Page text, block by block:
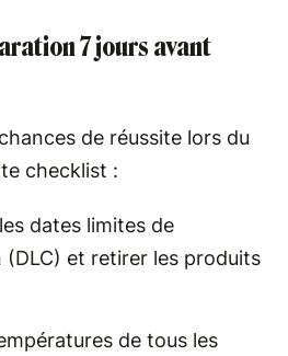
7 jours avant
de réussite lors du
checklist :
dates limites de
et retirer les produits
de tous les